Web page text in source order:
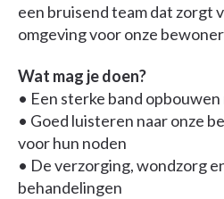
een bruisend team dat zorgt
omgeving voor onze
Wat mag je doen?
• Een sterke band
• Goed luisteren naar onze
voor hun noden
• De verzorging, wondzorg
behandelingen